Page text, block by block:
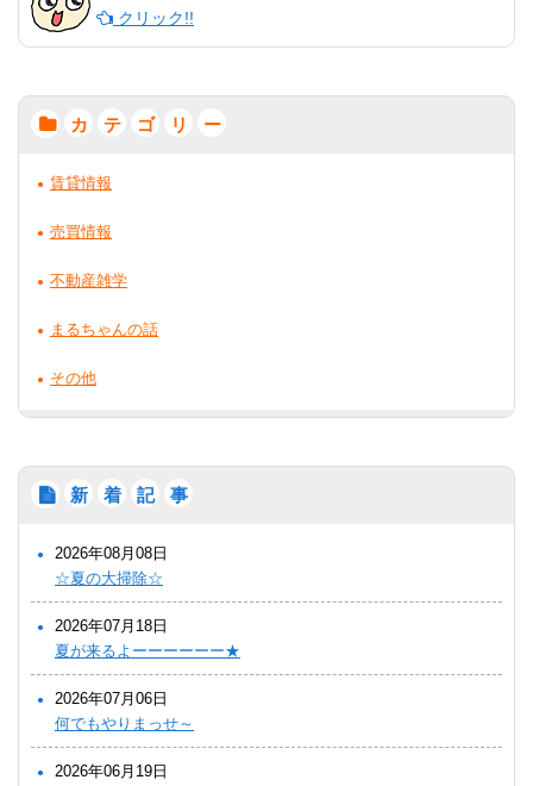
クリック!!
カ テ ゴ リ ー
賃貸情報
売買情報
不動産雑学
まるちゃんの話
その他
新 着 記 事
2026年08月08日
☆夏の大掃除☆
2026年07月18日
夏が来るよーーーーーー★
2026年07月06日
何でもやりまっせ～
2026年06月19日